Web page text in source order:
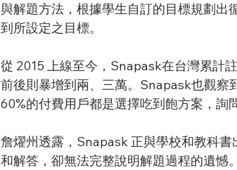
與解題方法，根據學生自訂的目標規劃出
到所設定之目標。
從 2015 上線至今，Snapask在台灣累計
前後則暴增到兩、三萬。Snapask也觀察
60%的付費用戶都是選擇吃到飽方案，詢
詹燿州透露，Snapask 正與學校和教科
和解答，卻無法完整說明解題過程的遺憾